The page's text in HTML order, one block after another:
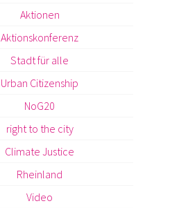
Aktionen
Aktionskonferenz
Stadt für alle
Urban Citizenship
NoG20
right to the city
Climate Justice
Rheinland
Video